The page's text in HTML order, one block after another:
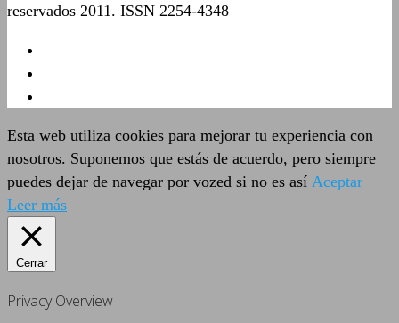
reservados 2011. ISSN 2254-4348
Esta web utiliza cookies para mejorar tu experiencia con
nosotros. Suponemos que estás de acuerdo, pero siempre
puedes dejar de navegar por vozed si no es así Aceptar
Leer más
Cerrar
Privacy Overview